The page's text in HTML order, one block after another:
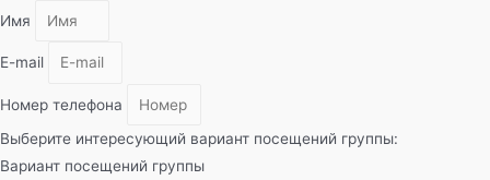
Имя
E-mail
Номер телефона
Выберите интересующий вариант посещений группы:
Вариант посещений группы